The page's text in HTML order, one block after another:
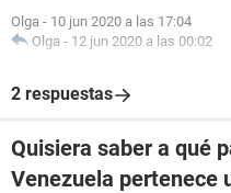
Olga - 10 jun 2020 a las 17:04
Olga - 12 jun 2020 a las 00:02
2 respuestas
Quisiera saber a qué
Venezuela pertenece